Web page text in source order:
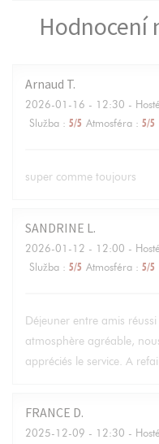
Hodnocení
Arnaud T
2026-01-16 - 12:30 -
Služba : 5/5 Atmosféra : 5/5
super comme toujours
SANDRINE L
2026-01-12 - 12:00 -
Služba : 5/5 Atmosféra : 5/5
Déjeuner entre amis
atmosphère agréable,
appréciés le service. A
FRANCE D
2025-12-09 - 12:30 -